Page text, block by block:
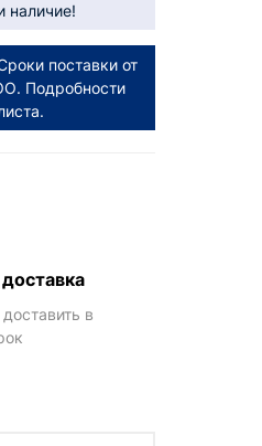
наличие!
поставки от
Подробности
в